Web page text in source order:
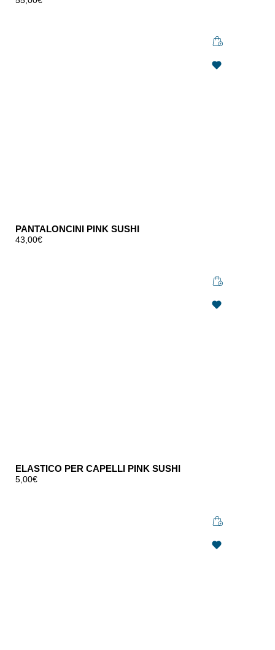
PANTALONCINI PINK SUSHI
43,00€
ELASTICO PER CAPELLI PINK SUSHI
5,00€